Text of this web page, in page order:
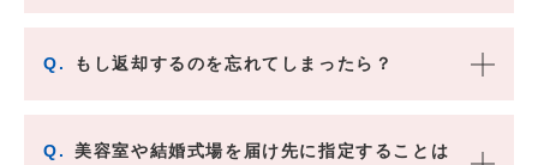
Q. もし返却するのを忘れてしまったら？
Q.
美容室や結婚式場を届け先に指定することは